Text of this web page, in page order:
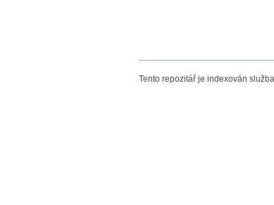
Tento repozitář je indexován